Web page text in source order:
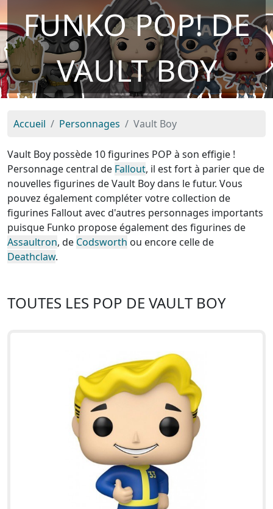
FUNKO POP! DE
VAULT BOY
Accueil Personnages Vault Boy
Vault Boy possède 10 figurines POP à son effigie !
Personnage central de Fallout, il est fort à parier que de
nouvelles figurines de Vault Boy dans le futur. Vous
pouvez également compléter votre collection de
figurines Fallout avec d'autres personnages importants
puisque Funko propose également des figurines de
Assaultron, de Codsworth ou encore celle de
Deathclaw.
TOUTES LES POP DE VAULT BOY